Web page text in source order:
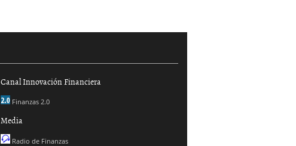
Canal Innovación Financiera
Finanzas 2.0
Media
Radio de Finanzas